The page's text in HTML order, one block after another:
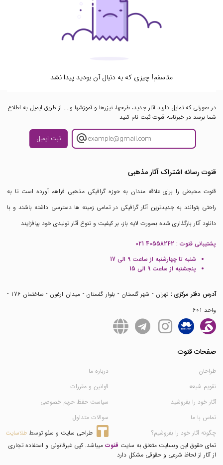
متاسفم! چیزی که به دنبال آن بودید پیدا نشد
در صورتی که تمایل دارید آثار جدید، طرحها، تیزرها و آموزشها و.... از طریق ایمیل به اطلاع
شما برسد در خبرنامه قنوت ثبت نام کنید
ثبت ایمیل
قنوت رسانه اشتراک آثار مذهبی
قنوت محیطی را برای علاقه مندان به حوزه گرافیکی مذهبی فراهم آورده است تا به
راحتی بتوانند به جدیدترین آثار گرافیکی در تمامی زمینه ها دسترسی داشته باشند و با
دانلود آثار بارگذاری شده بصورت لایه باز، بر کیفیت و تنوع آثار تولیدی خود بیافزایند
پشتیبانی قنوت : 021 40558242
شنبه تا چهارشنبه از ساعت 9 الی 17
پنجشنبه از ساعت 9 الی 15
آدرس دفتر مرکزی :
تهران - شهر گلستان - بلوار گلستان - میدان ارغون - ساختمان 176 -
واحد 601
صفحات قنوت
طراحان
تقویم شیعه
آثار خود را بفروشید
تماس با ما
چگونه آثار خود را بفروشیم؟
درباره ما
قوانین و مقررات
سیاست حفظ حریم خصوصی
سوالات متداول
طراحی سایت و سئو توسط طلاسایت
تمای حقوق این وبسایت متعلق به سایت قنوت میباشد. کپی غیرقانونی و استفاده تجاری
از آثار از لحاظ شرعی و حقوقی مشکل دارد